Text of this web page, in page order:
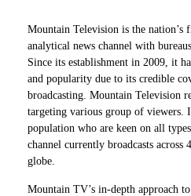
Mountain Television is the nation’s
analytical news channel with
Since its establishment in 2009, it
and popularity due to its credible
broadcasting. Mountain Television
targeting various group of viewers.
population who are keen on all
channel currently broadcasts across
globe.
Mountain TV’s in-depth approach